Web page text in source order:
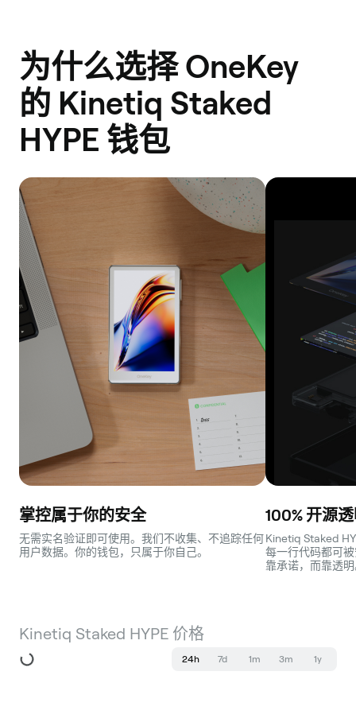
为什么选择 OneKey
的 Kinetiq Staked
HYPE 钱包
掌控属于你的安全
无需实名验证即可使用。我们不收集、不追踪任何
用户数据。你的钱包，只属于你自己。
100% 开源
Kinetiq Staked
每一行代码都可
靠承诺，而靠透
Kinetiq Staked HYPE 价格
24h 7d 1m 3m 1y